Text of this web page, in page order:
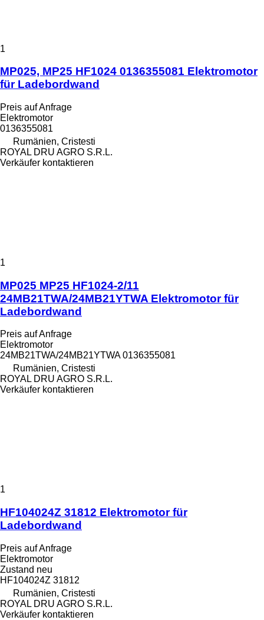
1
MP025, MP25 HF1024 0136355081 Elektromotor
für Ladebordwand
Preis auf Anfrage
Elektromotor
0136355081
Rumänien, Cristesti
ROYAL DRU AGRO S.R.L.
Verkäufer kontaktieren
1
MP025 MP25 HF1024-2/11
24MB21TWA/24MB21YTWA Elektromotor für
Ladebordwand
Preis auf Anfrage
Elektromotor
24MB21TWA/24MB21YTWA 0136355081
Rumänien, Cristesti
ROYAL DRU AGRO S.R.L.
Verkäufer kontaktieren
1
HF104024Z 31812 Elektromotor für
Ladebordwand
Preis auf Anfrage
Elektromotor
Zustand neu
HF104024Z 31812
Rumänien, Cristesti
ROYAL DRU AGRO S.R.L.
Verkäufer kontaktieren